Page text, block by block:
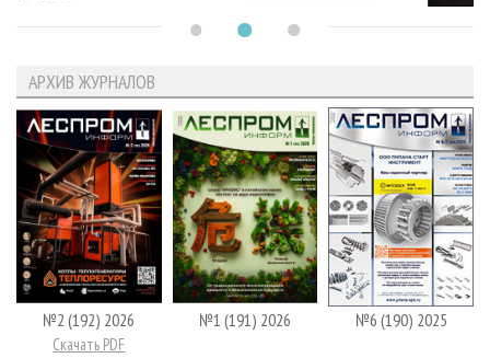
АРХИВ ЖУРНАЛОВ
№2 (192) 2026
Скачать PDF
№1 (191) 2026 №6 (190) 2025